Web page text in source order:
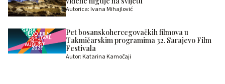
Autorica: Ivana Mihajlović
Pet bosanskohercegovačkih filmova u
Takmičarskim programima 32. Sarajevo Film
Festivala
Autor: Katarina Kamočaji